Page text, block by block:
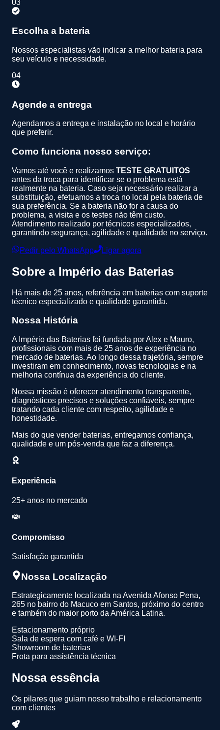
03
Escolha a bateria
Nossos especialistas vão indicar a melhor bateria para
seu veículo e necessidade.
04
Agende a entrega
Agendamos a entrega e instalação no local e horário
que preferir.
Como funciona nosso serviço:
Vamos até você e realizamos TESTE GRATUITOS
antes da troca para identificar se o problema está
realmente na bateria. Caso seja necessário realizar a
substituição, efetuamos a troca no local pela bateria de
sua preferência. Se a bateria não for a causa do
problema, a visita e os testes não têm custo.
Atendimento realizado por técnicos especializados,
garantindo segurança, agilidade e qualidade no serviço.
Pedir pelo WhatsApp Ligar agora
Sobre a Império das Baterias
Há mais de 25 anos, referência em baterias com suporte
técnico especializado e qualidade garantida.
Nossa História
A Império das Baterias foi fundada por Alex e Mauro,
profissionais com mais de 25 anos de experiência no
mercado de baterias. Ao longo dessa trajetória, sempre
investiram em conhecimento, novas tecnologias e na
melhoria contínua da experiência do cliente.
Nossa missão é oferecer atendimento transparente,
diagnósticos precisos e soluções confiáveis, sempre
tratando cada cliente com respeito, agilidade e
honestidade.
Mais do que vender baterias, entregamos confiança,
qualidade e um pós-venda que faz a diferença.
Experiência
25+ anos no mercado
Compromisso
Satisfação garantida
Nossa Localização
Estrategicamente localizada na Avenida Afonso Pena,
265 no bairro do Macuco em Santos, próximo do centro
e também do maior porto da América Latina.
Estacionamento próprio
Sala de espera com café e WI-FI
Showroom de baterias
Frota para assistência técnica
Nossa essência
Os pilares que guiam nosso trabalho e relacionamento
com clientes